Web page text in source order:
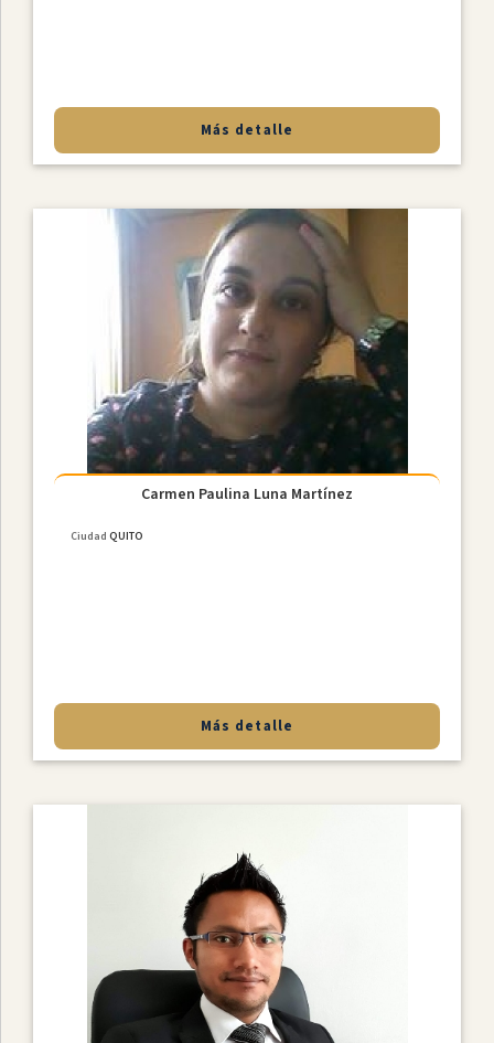
Más detalle
Carmen Paulina Luna Martínez
Ciudad QUITO
Más detalle